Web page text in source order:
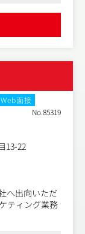
ョン、リア
品（バッ
ターゲットに
換率（CV
の配信構成
ックヤード
レーション改
」など有
ワードで取り上
Web面接
No.85319
13-22
へ出向いただ
ティング業務